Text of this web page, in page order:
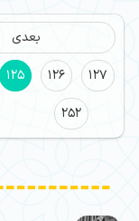
بعدی
125 126
127
252